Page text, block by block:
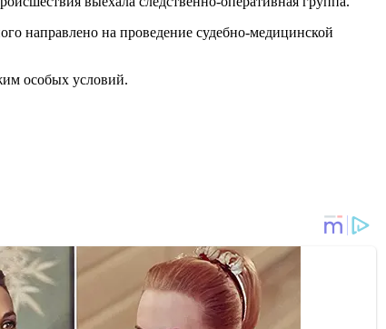
направлено на проведение судебно-медицинской
особых условий.